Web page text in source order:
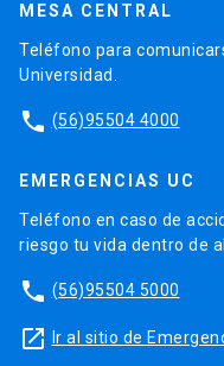
MESA CENTRAL
Teléfono para
Universidad.
phone (56)95504 4000
EMERGENCIAS UC
Teléfono en caso de
riesgo tu vida dentro de
phone (56)95504 5000
launch Ir al sitio de